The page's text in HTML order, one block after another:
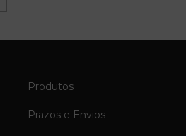
Produtos
Prazos e Envios